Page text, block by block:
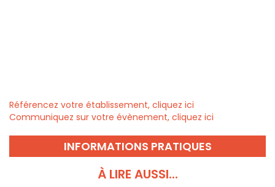
Référencez votre établissement, cliquez ici
Communiquez sur votre évènement, cliquez ici
INFORMATIONS PRATIQUES
À LIRE AUSSI...